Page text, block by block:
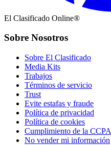
El Clasificado Online®
Sobre Nosotros
Sobre El Clasificado
Media Kits
Trabajos
Términos de servicio
Trust
Evite estafas y fraude
Política de privacidad
Política de cookies
Cumplimiento de la CCPA
No vender mi información